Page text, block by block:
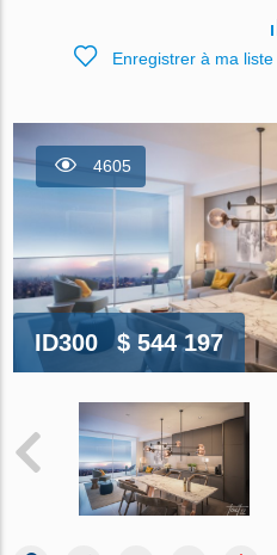
Enregistrer à ma
4605
ID300 $ 544 197